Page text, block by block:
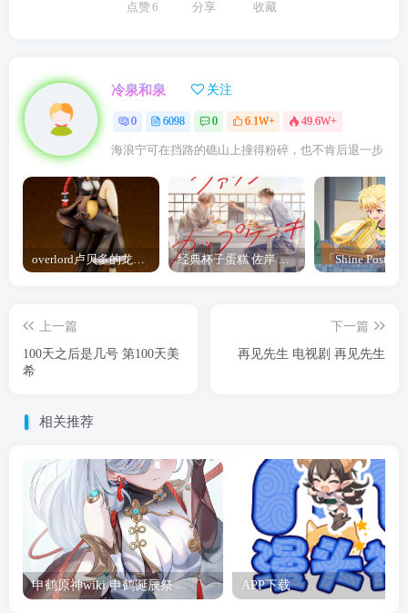
点赞6 分享 收藏
冷泉和泉 关注
0 6098 0 6.1W+ 49.6W+
海浪宁可在挡路的礁山上撞得粉碎，也不肯后退一步
overlord卢贝多的龙王谁厉害 「Overlord」露普斯蕾琪娜·贝塔手办开订 经典杯子蛋糕 佐岸 漫画「经典杯子蛋糕」宣布真人日剧化
上一篇
100天之后是几号 第100天美
希
下一篇
再见先生 电视剧 再见先生
相关推荐
申鹤原神wiki 申鹤诞辰祭 APP下载